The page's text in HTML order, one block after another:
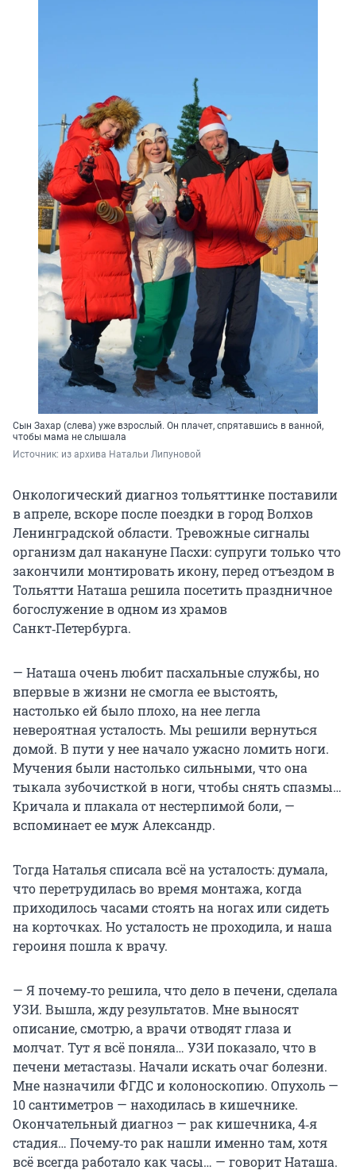
Сын Захар (слева) уже взрослый. Он плачет, спрятавшись в ванной,
чтобы мама не слышала
Источник: из архива Натальи Липуновой
Онкологический диагноз тольяттинке поставили
в апреле, вскоре после поездки в город Волхов
Ленинградской области. Тревожные сигналы
организм дал накануне Пасхи: супруги только что
закончили монтировать икону, перед отъездом в
Тольятти Наташа решила посетить праздничное
богослужение в одном из храмов
Санкт‑Петербурга.
— Наташа очень любит пасхальные службы, но
впервые в жизни не смогла ее выстоять,
настолько ей было плохо, на нее легла
невероятная усталость. Мы решили вернуться
домой. В пути у нее начало ужасно ломить ноги.
Мучения были настолько сильными, что она
тыкала зубочисткой в ноги, чтобы снять спазмы…
Кричала и плакала от нестерпимой боли, —
вспоминает ее муж Александр.
Тогда Наталья списала всё на усталость: думала,
что перетрудилась во время монтажа, когда
приходилось часами стоять на ногах или сидеть
на корточках. Но усталость не проходила, и наша
героиня пошла к врачу.
— Я почему‑то решила, что дело в печени, сделала
УЗИ. Вышла, жду результатов. Мне выносят
описание, смотрю, а врачи отводят глаза и
молчат. Тут я всё поняла… УЗИ показало, что в
печени метастазы. Начали искать очаг болезни.
Мне назначили ФГДС и колоноскопию. Опухоль —
10 сантиметров — находилась в кишечнике.
Окончательный диагноз — рак кишечника, 4‑я
стадия… Почему‑то рак нашли именно там, хотя
всё всегда работало как часы… — говорит Наташа.